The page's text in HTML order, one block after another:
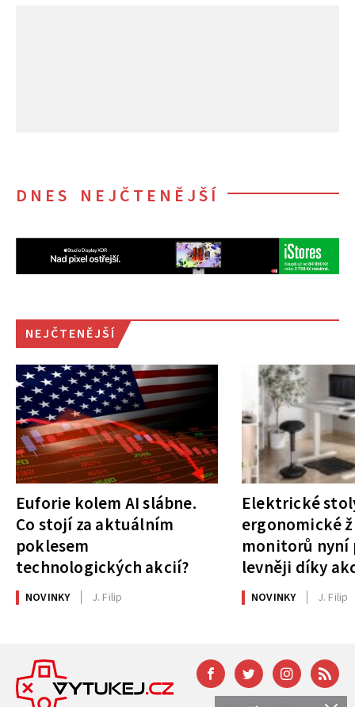
DNES NEJČTENĚJŠÍ
NEJČTENĚJŠÍ
Euforie kolem AI slábne.
Co stojí za aktuálním
poklesem
technologických akcií?
NOVINKY J. Filip
Elektrické
ergonomické
monitorů
levněji díky
NOVINKY J. Filip